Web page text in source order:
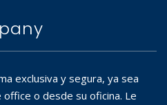
exclusiva y segura, ya sea
o desde su oficina. Le